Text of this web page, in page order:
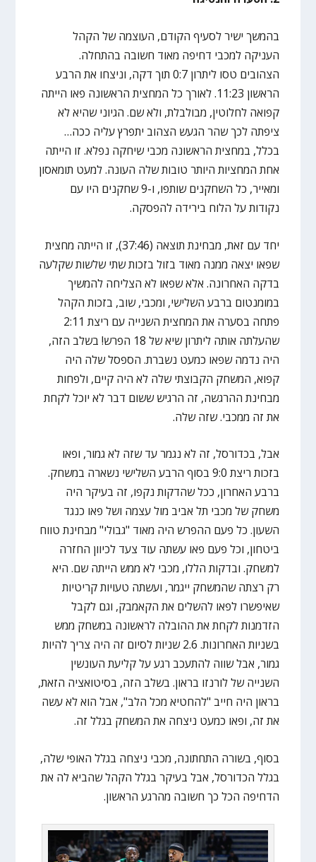
בהמשך ישיר לסעיף הקודם, העוצמה של הקהל
העניקה למכבי דחיפה מאוד חשובה בהתחלה.
הצהובים טסו ליתרון 0:7 תוך דקה, וניצחו את הרבע
הראשון 11:23. לאורך כל המחצית הראשונה פאו הייתה
קפואה לחלוטין, מבולבלת, ולא שם. הגיוני שהיא לא
ציפתה לכך שהר הגעש הצהוב יתפרץ עליה ככה…
בכלל, במחצית הראשונה מכבי שיחקה נפלא. זו הייתה
אחת המחציות היותר טובות שלה העונה. למעט תומאסון
ומאייר, כל השחקנים שותפו, ו-9 שחקנים היו עם
נקודות על הלוח בירידה להפסקה.
יחד עם זאת, מבחינת תוצאה (37:46), זו הייתה מחצית
שפאו יצאה ממנה מאוד בזול בזכות שתי שלשות שקלעה
בדקה האחרונה. אלא שפאו לא הצליחה להמשיך
במומנטום ברבע השלישי, ומכבי, שוב, בזכות הקהל
פתחה בסערה את המחצית השנייה עם ריצת 2:11
שהעלתה אותה ליתרון שיא של 18 הפרש! בשלב הזה,
היה נדמה שפאו כמעט נשברת. הספסל שלה היה
קפוא, המשחק הקבוצתי שלה לא היה קיים, ולפחות
מבחינת ההרגשה, זה הרגיש ששום דבר לא יוכל לקחת
את זה ממכבי. שזה שלה.
אבל, בכדורסל, זה לא נגמר עד שזה לא גמור, ופאו
בזכות ריצת 9:0 בסוף הרבע השלישי נשארה במשחק.
ברבע האחרון, ככל שהדקות נקפו, זה בעיקר היה
משחק של מכבי תל אביב מול עצמה ושל פאו כנגד
השעון. כל פעם ההפרש היה מאוד "גבולי" מבחינת טווח
ביטחון, וכל פעם פאו עשתה עוד צעד לכיוון החזרה
למשחק. ובדקות הללו, מכבי לא ממש הייתה שם. היא
רק רצתה שהמשחק ייגמר, ועשתה טעויות קריטיות
שאיפשרו לפאו להשלים את הקאמבק, וגם לקבל
הזדמנות לקחת את ההובלה לראשונה במשחק ממש
בשניות האחרונות. 2.6 שניות לסיום זה היה צריך להיות
גמור, אבל שווה להתעכב רגע על קליעת העונשין
השנייה של לורנזו בראון. בשלב הזה, בסיטואציה הזאת,
בראון היה חייב "להחטיא מכל הלב", אבל הוא לא עשה
את זה, ופאו כמעט ניצחה את המשחק בגלל זה.
בסוף, בשורה התחתונה, מכבי ניצחה בגלל האופי שלה,
בגלל הכדורסל, אבל בעיקר בגלל הקהל שהביא לה את
הדחיפה הכל כך חשובה מהרגע הראשון.